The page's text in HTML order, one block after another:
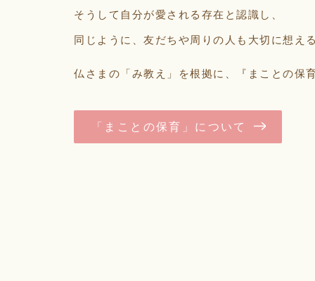
そうして自分が愛される存在と認識し、
同じように、友だちや周りの人も大切に想え
仏さまの「み教え」を根拠に、『まことの保
「まことの保育」について